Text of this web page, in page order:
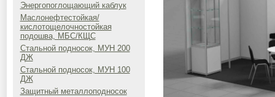
Энергопоглощающий каблук
Маслонефтестойкая/
кислотощелочностойкая
подошва, МБС/КЩС
Стальной подносок, МУН 200
ДЖ
Стальной подносок, МУН 100
ДЖ
Защитный металлоподносок